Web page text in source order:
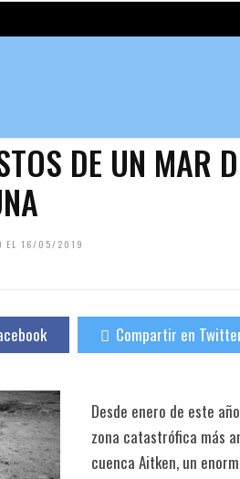
DE UN MAR
EL 16/05/2019
Compartir en
Desde enero de este
zona catastrófica más
cuenca Aitken, un